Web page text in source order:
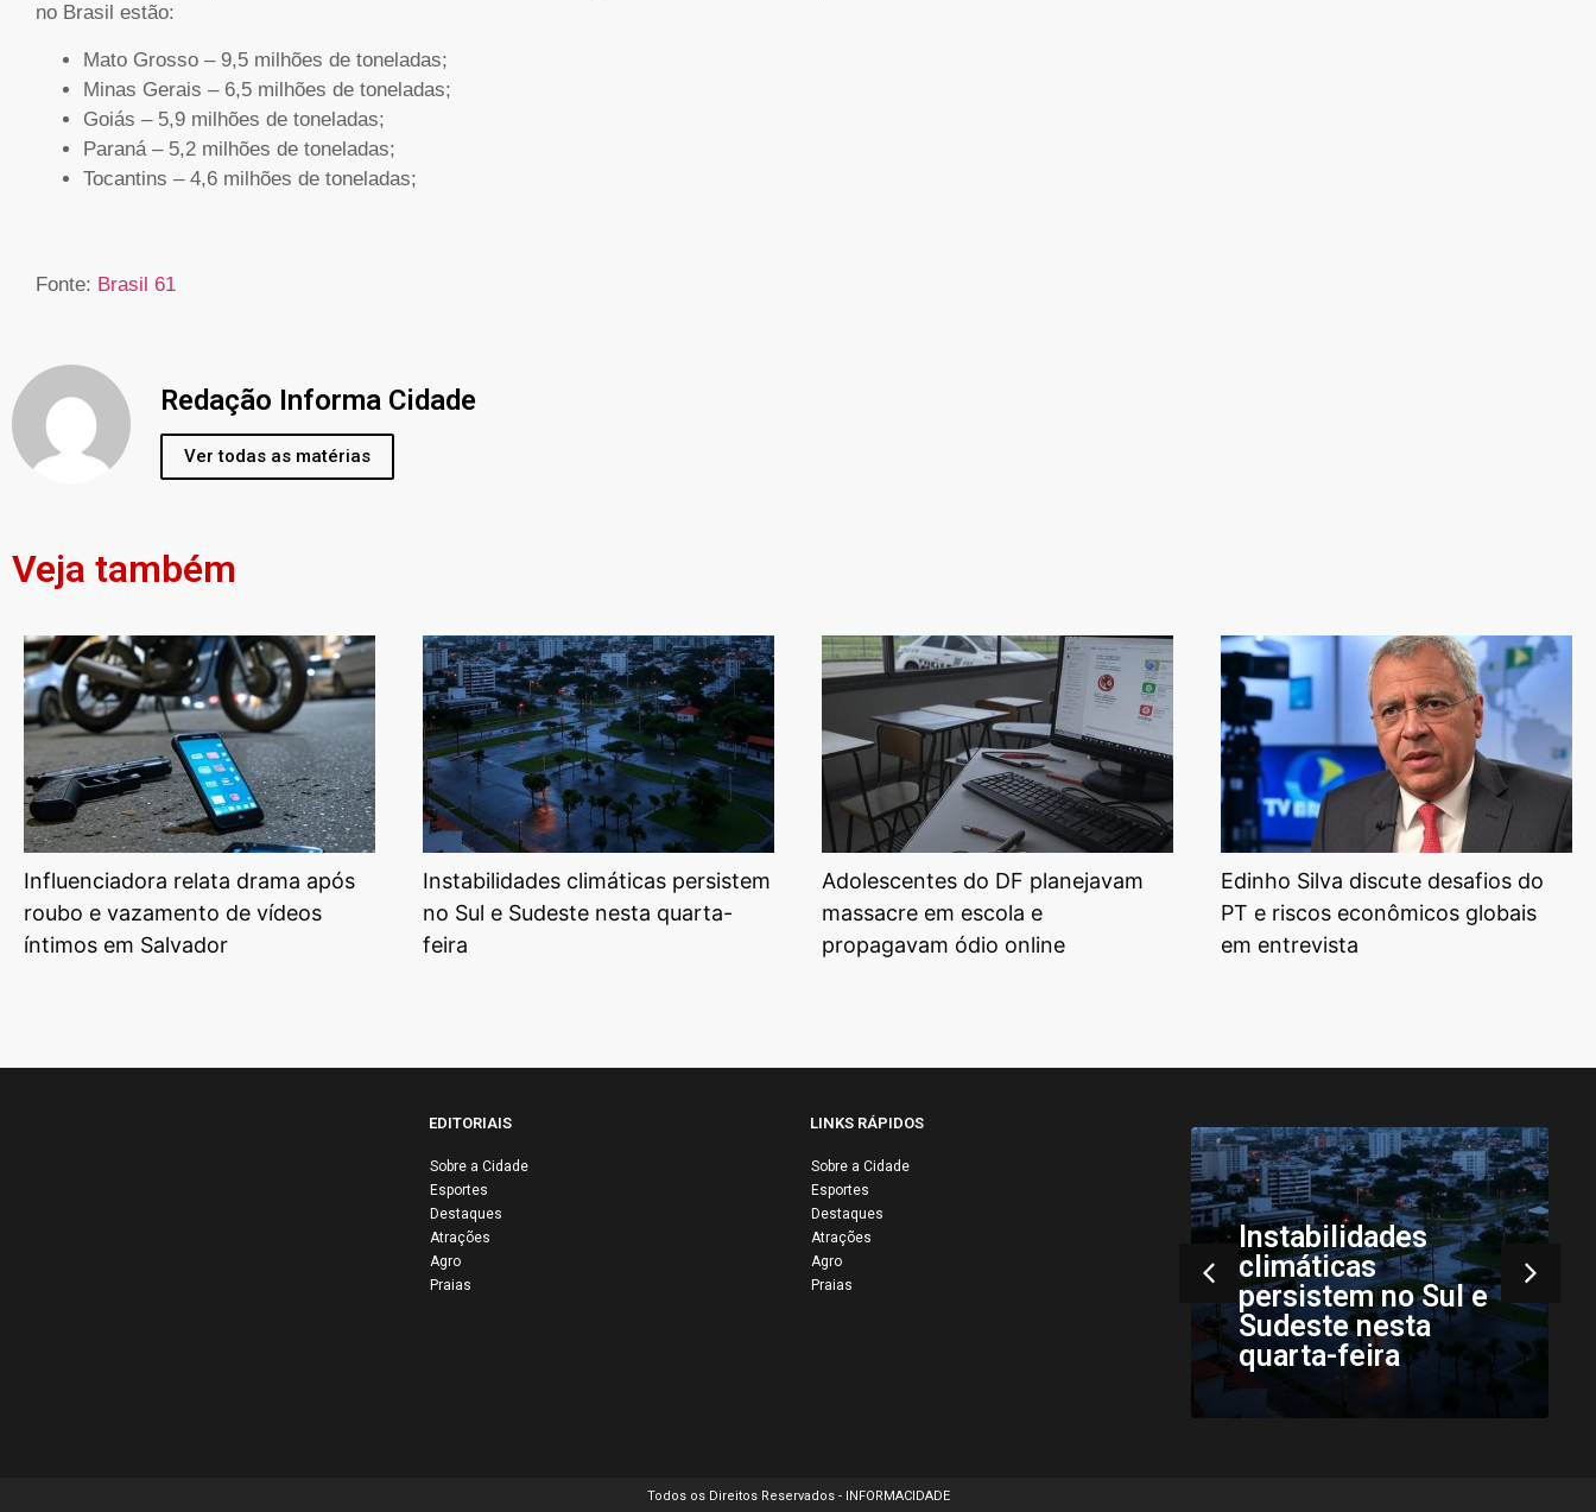
no Brasil estão:
Mato Grosso – 9,5 milhões de toneladas;
Minas Gerais – 6,5 milhões de toneladas;
Goiás – 5,9 milhões de toneladas;
Paraná – 5,2 milhões de toneladas;
Tocantins – 4,6 milhões de toneladas;
Fonte: Brasil 61
Redação Informa Cidade
Ver todas as matérias
Veja também
Influenciadora relata drama após
roubo e vazamento de vídeos
íntimos em Salvador
Instabilidades climáticas persistem
no Sul e Sudeste nesta quarta-
feira
Adolescentes do DF planejavam
massacre em escola e
propagavam ódio online
Edinho Silva discute desafios do
PT e riscos econômicos globais
em entrevista
EDITORIAIS
Sobre a Cidade
Esportes
Destaques
Atrações
Agro
Praias
LINKS RÁPIDOS
Sobre a Cidade
Esportes
Destaques
Atrações
Agro
Praias
Edinho Silva
discute desafios do
Influenciadora
Instabilidades
climáticas
persistem no Sul e
Sudeste nesta
quarta-feira
Todos os Direitos Reservados - INFORMACIDADE